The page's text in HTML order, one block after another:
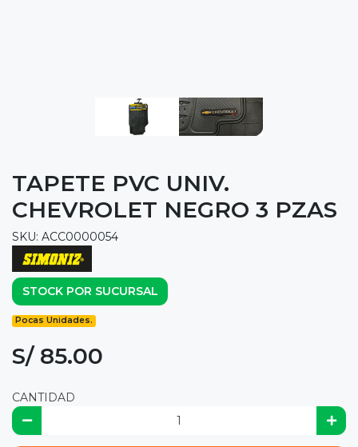
TAPETE PVC UNIV.
CHEVROLET NEGRO 3 PZAS
SKU: ACC0000054
STOCK POR SUCURSAL
Pocas Unidades.
S/ 85.00
CANTIDAD